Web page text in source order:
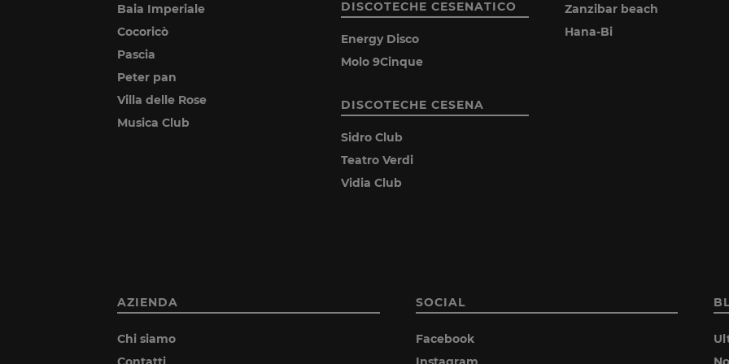
Baia Imperiale
Cocoricò
Pascia
Peter pan
Villa delle Rose
Musica Club
DISCOTECHE CESENATICO
Energy Disco
Molo 9Cinque
DISCOTECHE CESENA
Sidro Club
Teatro Verdi
Vidia Club
Zanzibar beach
Hana-Bi
AZIENDA
Chi siamo
SOCIAL
Facebook